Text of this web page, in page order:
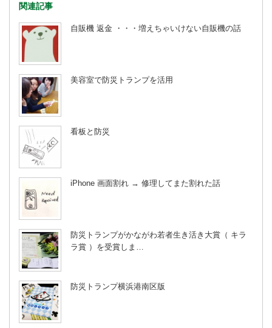
関連記事
自販機 返金 ・・・増えちゃいけない自販機の話
美容室で防災トランプを活用
看板と防災
iPhone 画面割れ → 修理してまた割れた話
防災トランプがかながわ若者生き活き大賞（ キラ
ラ賞 ）を受賞しま…
防災トランプ横浜港南区版